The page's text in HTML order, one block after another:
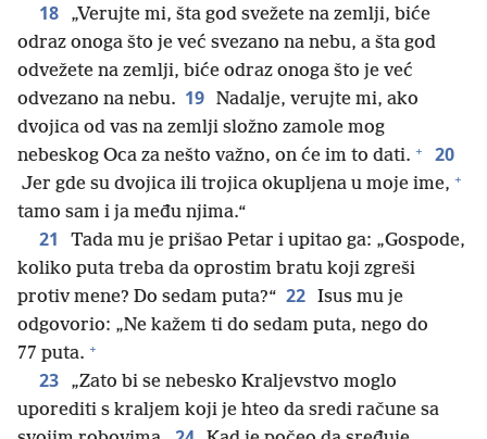
18
„Verujte mi, šta god svežete na zemlji, biće
odraz onoga što je već svezano na nebu, a šta god
odvežete na zemlji, biće odraz onoga što je već
odvezano na nebu. 19 Nadalje, verujte mi, ako
dvojica od vas na zemlji složno zamole mog
nebeskog Oca za nešto važno, on će im to dati. + 20
Jer gde su dvojica ili trojica okupljena u moje ime, +
tamo sam i ja među njima.“
21
Tada mu je prišao Petar i upitao ga: „Gospode,
koliko puta treba da oprostim bratu koji zgreši
protiv mene? Do sedam puta?“ 22 Isus mu je
odgovorio: „Ne kažem ti do sedam puta, nego do
77 puta. +
23
„Zato bi se nebesko Kraljevstvo moglo
uporediti s kraljem koji je hteo da sredi račune sa